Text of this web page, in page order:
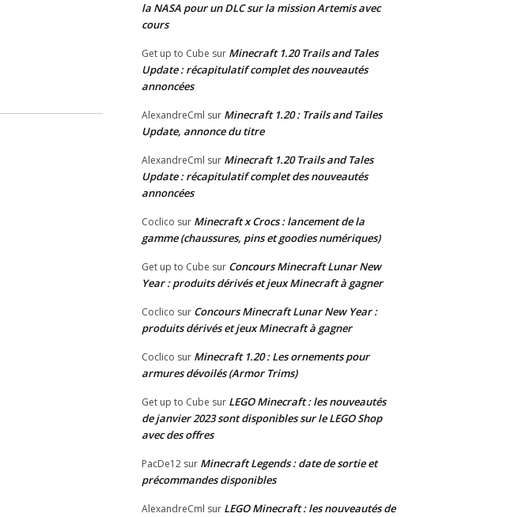
la NASA pour un DLC sur la mission Artemis avec
cours
Get up to Cube sur Minecraft 1.20 Trails and Tales
Update : récapitulatif complet des nouveautés
annoncées
AlexandreCml sur Minecraft 1.20 : Trails and Tailes
Update, annonce du titre
AlexandreCml sur Minecraft 1.20 Trails and Tales
Update : récapitulatif complet des nouveautés
annoncées
Coclico sur Minecraft x Crocs : lancement de la
gamme (chaussures, pins et goodies numériques)
Get up to Cube sur Concours Minecraft Lunar New
Year : produits dérivés et jeux Minecraft à gagner
Coclico sur Concours Minecraft Lunar New Year :
produits dérivés et jeux Minecraft à gagner
Coclico sur Minecraft 1.20 : Les ornements pour
armures dévoilés (Armor Trims)
Get up to Cube sur LEGO Minecraft : les nouveautés
de janvier 2023 sont disponibles sur le LEGO Shop
avec des offres
PacDe12 sur Minecraft Legends : date de sortie et
précommandes disponibles
AlexandreCml sur LEGO Minecraft : les nouveautés de